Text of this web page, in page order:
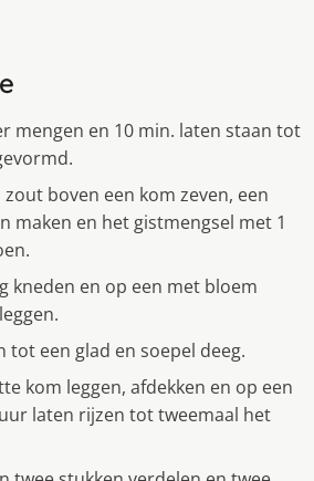
mengen en 10 min. laten staan tot
boven een kom zeven, een
maken en het gistmengsel met 1
kneden en op een met bloem
tot een glad en soepel deeg.
kom leggen, afdekken en op een
laten rijzen tot tweemaal het